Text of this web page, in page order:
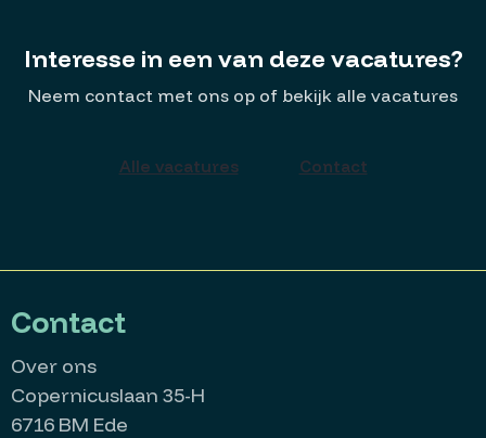
Interesse in een van deze vacatures?
Neem contact met ons op of bekijk alle vacatures
Alle vacatures Contact
Contact
Over ons
Copernicuslaan 35-H
6716 BM Ede